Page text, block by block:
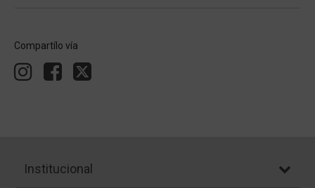
Compartílo vía
Institucional